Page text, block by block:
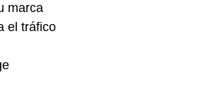
marca
el tráfico